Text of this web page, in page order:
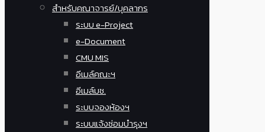
สำหรับคณาจารย์/บุคลากร
ระบบ e-Project
e-Document
CMU MIS
อีเมล์คณะฯ
อีเมล์มช.
ระบบจองห้องฯ
ระบบแจ้งซ่อมบำรุงฯ